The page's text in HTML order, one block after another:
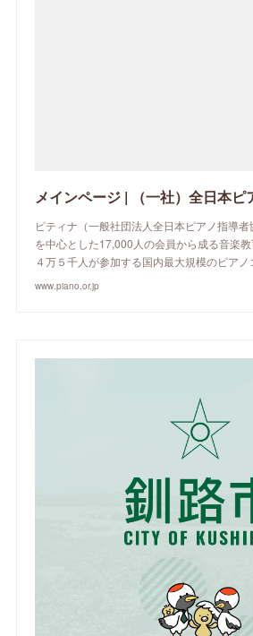
メインページ | （一社）全日本ピ
ピティナ（一般社団法人全日本ピアノ指導
を中心とした17,000人の会員から成る音楽
４万５千人が参加する国内最大規模のピア
www.piano.or.jp